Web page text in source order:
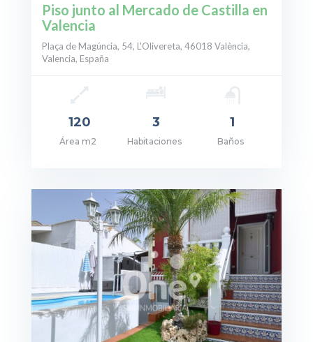
280.000€
Piso junto al Mercado de Castilla en
Valencia
Plaça de Magúncia, 54, L'Olivereta, 46018 València,
Valencia, España
120
Área m2
3
Habitaciones
1
Baños